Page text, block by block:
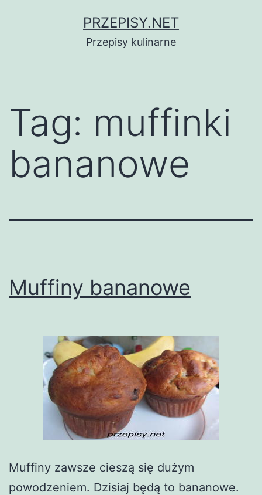
PRZEPISY.NET
Przepisy kulinarne
Tag: muffinki
bananowe
Muffiny bananowe
Muffiny zawsze cieszą się dużym
powodzeniem. Dzisiaj będą to bananowe.